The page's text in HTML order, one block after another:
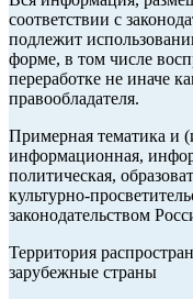
соответствии с
подлежит
форме, в том числе
переработке не иначе
правообладателя.
Примерная тематика и
информационная,
политическая,
культурно-
законодательством
Территория
зарубежные страны